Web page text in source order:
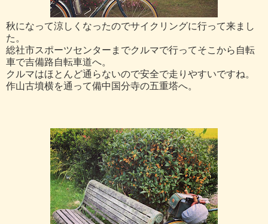
秋になって涼しくなったのでサイクリングに行って来まし
た。
総社市スポーツセンターまでクルマで行ってそこから自転
車で吉備路自転車道へ。
クルマはほとんど通らないので安全で走りやすいですね。
作山古墳横を通って備中国分寺の五重塔へ。